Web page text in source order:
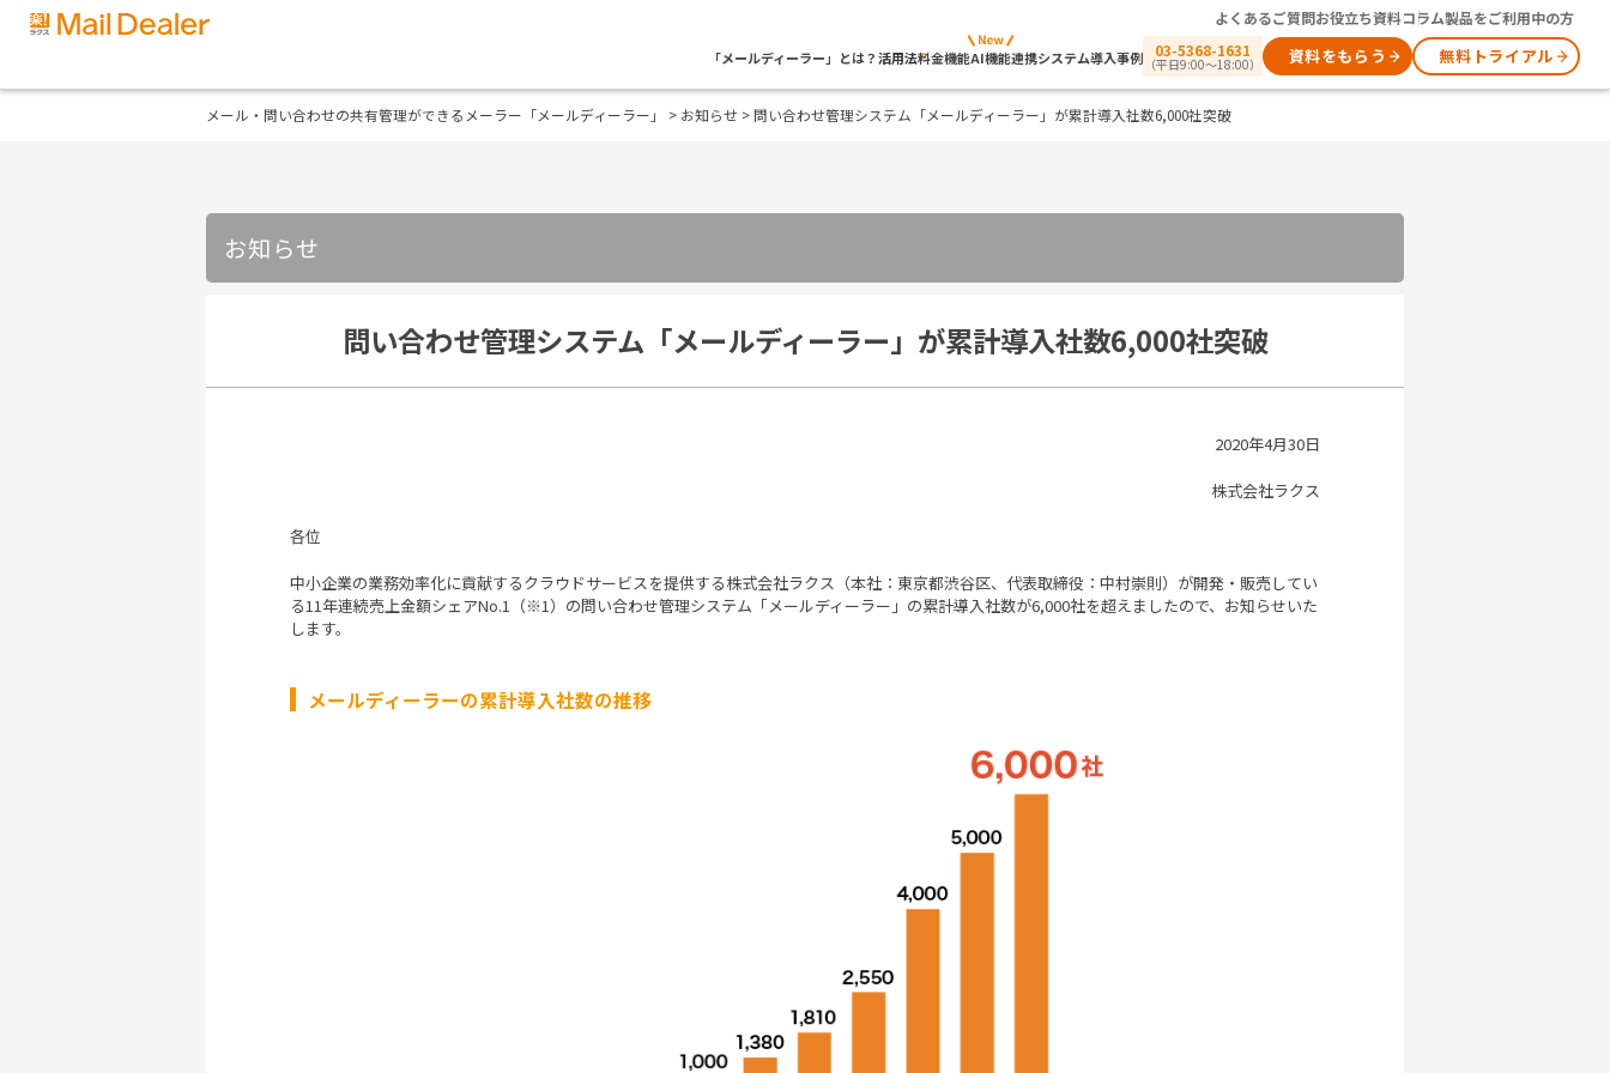
よくあるご質問お役立ち資料コラム製品をご利用中の方
「メールディーラー」とは？活用法料金機能AI機能連携システム導入事例 03-5368-1631
（平日9:00～18:00） 資料をもらう 無料トライアル
メール・問い合わせの共有管理ができるメーラー「メールディーラー」 > お知らせ > 問い合わせ管理システム「メールディーラー」が累計導入社数6,000社突破
お知らせ
問い合わせ管理システム「メールディーラー」が累計導入社数6,000社突破
2020年4月30日
株式会社ラクス
各位
中小企業の業務効率化に貢献するクラウドサービスを提供する株式会社ラクス（本社：東京都渋谷区、代表取締役：中村崇則）が開発・販売してい
る11年連続売上金額シェアNo.1（※1）の問い合わせ管理システム「メールディーラー」の累計導入社数が6,000社を超えましたので、お知らせいた
します。
メールディーラーの累計導入社数の推移